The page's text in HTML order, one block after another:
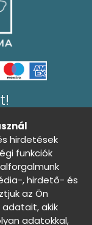
hirdetések
funkciók
, hirdető- és
az Ön
akik
adatokkal,